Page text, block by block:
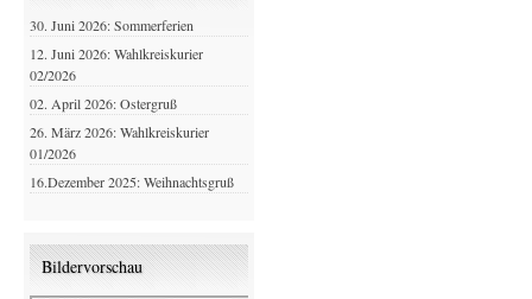
30. Juni 2026: Sommerferien
12. Juni 2026: Wahlkreiskurier
02/2026
02. April 2026: Ostergruß
26. März 2026: Wahlkreiskurier
01/2026
16.Dezember 2025: Weihnachtsgruß
Bildervorschau